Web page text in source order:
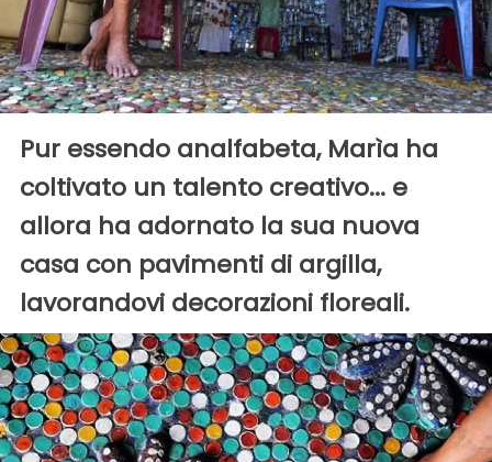
Pur essendo analfabeta, Marìa ha
coltivato un talento creativo... e
allora ha adornato la sua nuova
casa con pavimenti di argilla,
lavorandovi decorazioni floreali.